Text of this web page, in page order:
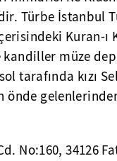
Türbe İstanbul
Kuran-ı
müze
tarafında kızı
No:160, 34126